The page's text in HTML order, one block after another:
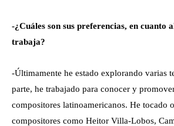
-¿Cuáles son sus preferencias, en cuanto
trabaja?
-Últimamente he estado explorando varias
parte, he trabajado para conocer y
compositores latinoamericanos. He tocado
compositores como Heitor Villa-Lobos,